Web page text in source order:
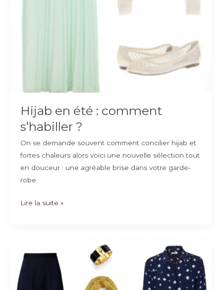
Hijab en été : comment
s’habiller ?
On se demande souvent comment concilier hijab et
fortes chaleurs alors voici une nouvelle sélection tout
en douceur : une agréable brise dans votre garde-
robe.
Hijab
comment
s’habiller
?
Lire la suite »